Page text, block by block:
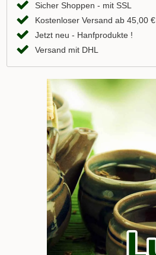
Sicher Shoppen - mit SSL
Kostenloser Versand ab 45,00 €
Jetzt neu - Hanfprodukte !
Versand mit DHL